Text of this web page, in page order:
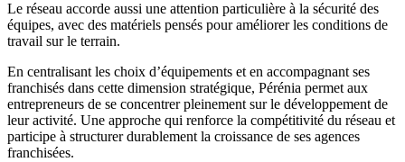
Le réseau accorde aussi une attention particulière à la sécurité des
équipes, avec des matériels pensés pour améliorer les conditions de
travail sur le terrain.
En centralisant les choix d’équipements et en accompagnant ses
franchisés dans cette dimension stratégique, Pérénia permet aux
entrepreneurs de se concentrer pleinement sur le développement de
leur activité. Une approche qui renforce la compétitivité du réseau et
participe à structurer durablement la croissance de ses agences
franchisées.